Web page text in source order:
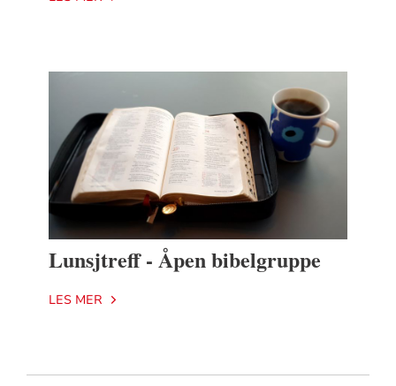
Lunsjtreff - Åpen bibelgruppe
LES MER